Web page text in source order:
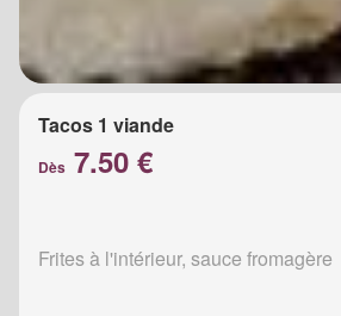
Tacos 1 viande
Dès 7.50 €
Frites à l'intérieur, sauce fromagère